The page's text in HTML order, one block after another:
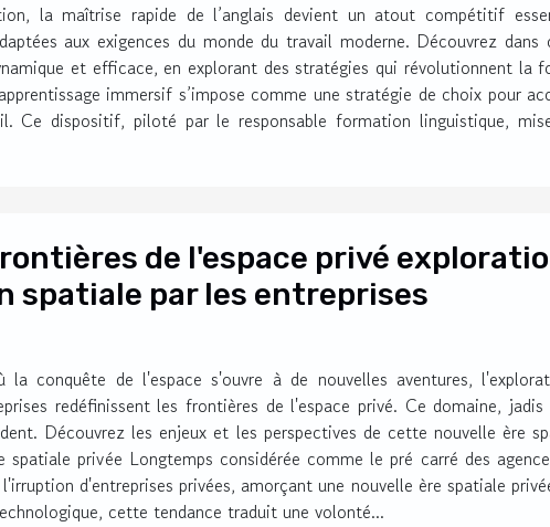
la maîtrise rapide de l’anglais devient un atout compétitif
aux exigences du monde du travail moderne. Découvrez
et efficace, en explorant des stratégies qui révolutionnent la
immersif s’impose comme une stratégie de choix pour
Ce dispositif, piloté par le responsable formation linguistique,
de l'espace privé
spatiale par les entreprises
la conquête de l'espace s'ouvre à de nouvelles aventures,
redéfinissent les frontières de l'espace privé. Ce domaine, jadis
Découvrez les enjeux et les perspectives de cette nouvelle ère
privée Longtemps considérée comme le pré carré des
d'entreprises privées, amorçant une nouvelle ère spatiale
cette tendance traduit une volonté...